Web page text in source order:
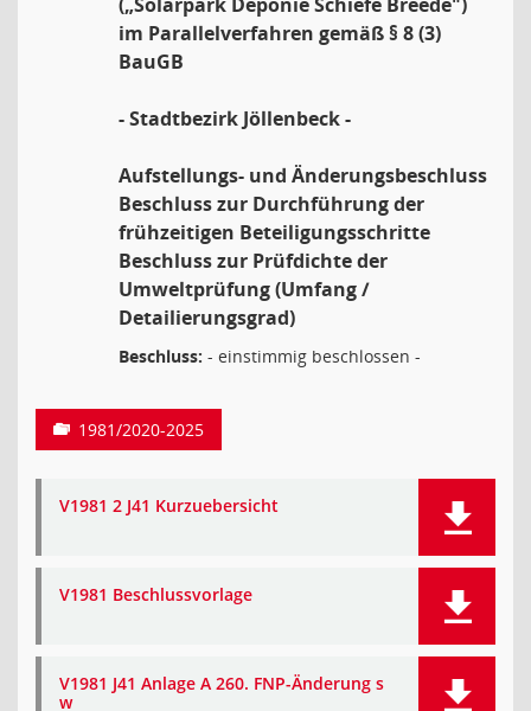
im Parallelverfahren gemäß § 8 (3)
BauGB
- Stadtbezirk Jöllenbeck -
Aufstellungs- und Änderungsbeschluss
Beschluss zur Durchführung der
frühzeitigen Beteiligungsschritte
Beschluss zur Prüfdichte der
Umweltprüfung (Umfang /
Detailierungsgrad)
Beschluss: - einstimmig beschlossen -
1981/2020-2025
V1981 2 J41 Kurzuebersicht
V1981 Beschlussvorlage
V1981 J41 Anlage A 260. FNP-Änderung s
w